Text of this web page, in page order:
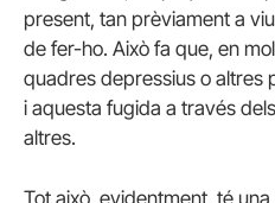
present, tan prèviament a
de fer-ho. Això fa que, en
quadres depressius o altres
i aquesta fugida a través
altres.